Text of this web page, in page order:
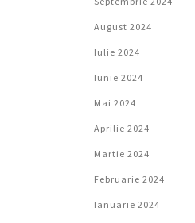
August 2024
Iulie 2024
Iunie 2024
Mai 2024
Aprilie 2024
Martie 2024
Februarie 2024
Ianuarie 2024